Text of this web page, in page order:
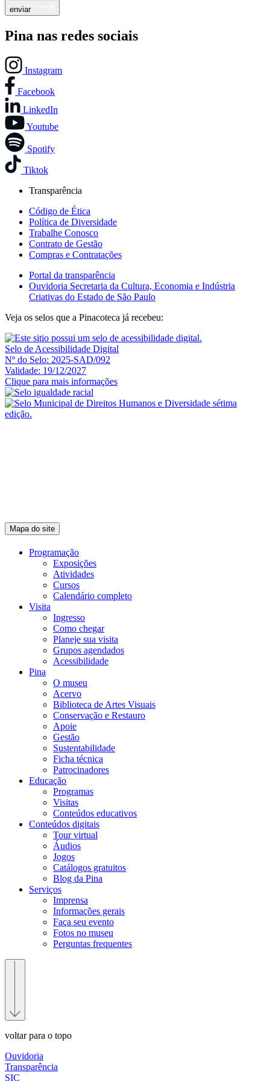
enviar
Pina nas redes sociais
Instagram
Facebook
LinkedIn
Youtube
Spotify
Tiktok
Transparência
Código de Ética
Política de Diversidade
Trabalhe Conosco
Contrato de Gestão
Compras e Contratações
Portal da transparência
Ouvidoria Secretaria da Cultura, Economia e Indústria
Criativas do Estado de São Paulo
Veja os selos que a Pinacoteca já recebeu:
Selo de Acessibilidade Digital
Nº do Selo: 2025-SAD/092
Validade: 19/12/2027
Clique para mais informações
Mapa do site
Programação
Exposições
Atividades
Cursos
Calendário completo
Visita
Ingresso
Como chegar
Planeje sua visita
Grupos agendados
Acessibilidade
Pina
O museu
Acervo
Biblioteca de Artes Visuais
Conservação e Restauro
Apoie
Gestão
Sustentabilidade
Ficha técnica
Patrocinadores
Educação
Programas
Visitas
Conteúdos educativos​
Conteúdos digitais
Tour virtual
Áudios
Jogos
Catálogos gratuitos
Blog da Pina
Serviços
Imprensa
Informações gerais
Faça seu evento
Fotos no museu
Perguntas frequentes
voltar para o topo
Ouvidoria
Transparência
SIC